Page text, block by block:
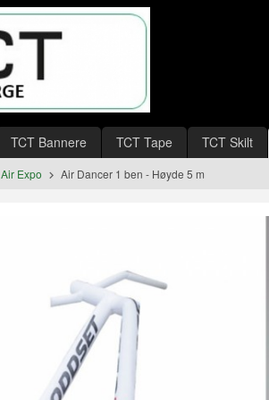
TCT Bannere TCT Tape TCT Skilt
Air Expo Air Dancer 1 ben - Høyde 5 m